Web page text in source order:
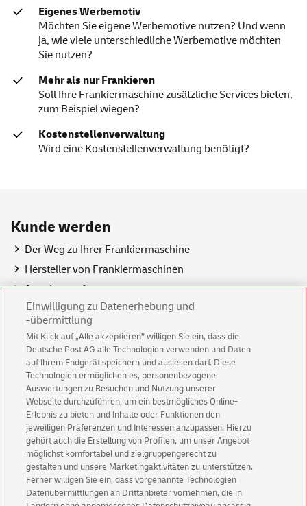
Eigenes Werbemotiv
Möchten Sie eigene Werbemotive nutzen? Und wenn
ja, wie viele unterschiedliche Werbemotive möchten
Sie nutzen?
Mehr als nur Frankieren
Soll Ihre Frankiermaschine zusätzliche Services bieten,
zum Beispiel wiegen?
Kostenstellenverwaltung
Wird eine Kostenstellenverwaltung benötigt?
Kunde werden
Der Weg zu Ihrer Frankiermaschine
Hersteller von Frankiermaschinen
Angebotsanfrage
Weitere Informationen zuFRANKIT
Vertragsrelevante DokumenteFrankit
BroschüreFrankit
AGBFrankit
Häufige FragenFrankit
Einwilligung zu Datenerhebung und
-übermittlung
Mit Klick auf „Alle akzeptieren” willigen Sie ein, dass die
Deutsche Post AG alle Technologien verwenden und Daten
auf Ihrem Endgerät speichern und auslesen darf. Diese
Technologien ermöglichen es, personenbezogene
Auswertungen zu Besuchen und Nutzung unserer
Webseite durchzuführen, um ein bestmögliches Online-
Erlebnis zu bieten und Inhalte oder Funktionen den
jeweiligen Präferenzen und Interessen anzupassen. Hierzu
gehört auch die Erstellung von Profilen, um unser Angebot
möglichst komfortabel und zielgruppengerecht zu
gestalten und unsere Marketingaktivitäten zu unterstützen.
Ferner willigen Sie ein, dass vorgenannte Technologien
Datenübermittlungen an Drittanbieter vornehmen, die in